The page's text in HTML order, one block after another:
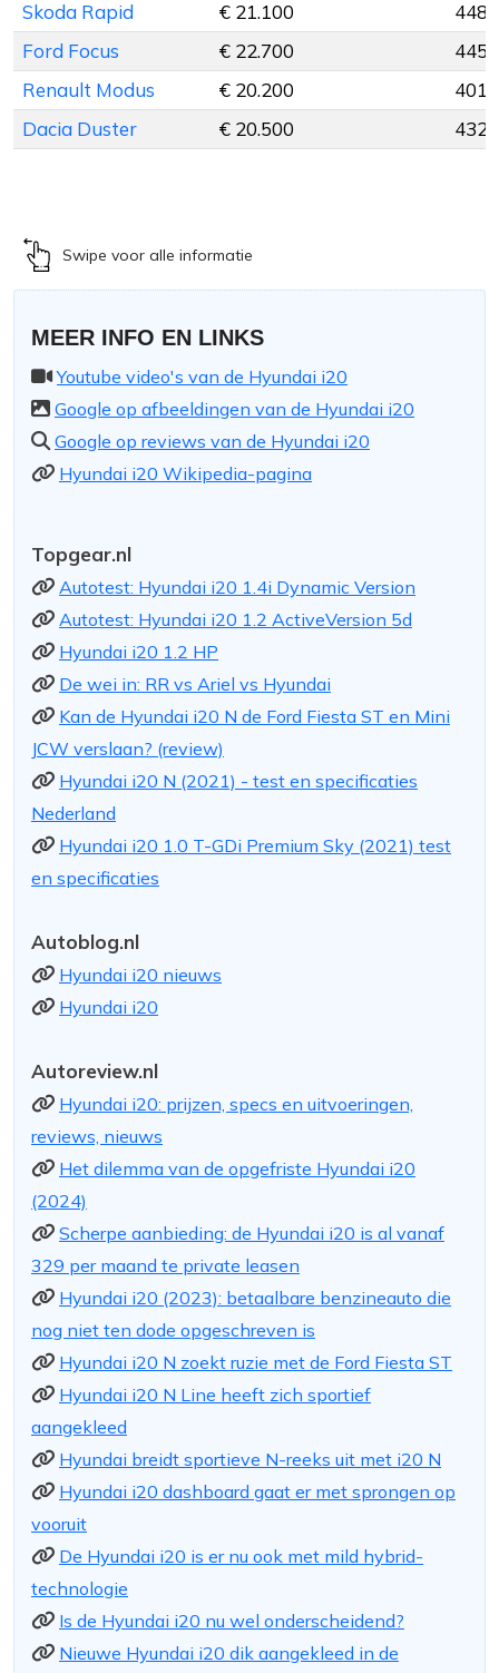
Skoda Rapid € 21.100
448
Ford Focus
€ 22.700
445
Renault Modus
€ 20.200
401
Dacia Duster
€ 20.500 432
Swipe voor alle informatie
MEER INFO EN LINKS
Youtube video's van de Hyundai i20
Google op afbeeldingen van de Hyundai i20
Google op reviews van de Hyundai i20
Hyundai i20 Wikipedia-pagina
Topgear.nl
Autotest: Hyundai i20 1.4i Dynamic Version
Autotest: Hyundai i20 1.2 ActiveVersion 5d
Hyundai i20 1.2 HP
De wei in: RR vs Ariel vs Hyundai
Kan de Hyundai i20 N de Ford Fiesta ST en Mini
JCW verslaan? (review)
Hyundai i20 N (2021) - test en specificaties
Nederland
Hyundai i20 1.0 T-GDi Premium Sky (2021) test
en specificaties
Autoblog.nl
Hyundai i20 nieuws
Hyundai i20
Autoreview.nl
Hyundai i20: prijzen, specs en uitvoeringen,
reviews, nieuws
Het dilemma van de opgefriste Hyundai i20
(2024)
Scherpe aanbieding: de Hyundai i20 is al vanaf
329 per maand te private leasen
Hyundai i20 (2023): betaalbare benzineauto die
nog niet ten dode opgeschreven is
Hyundai i20 N zoekt ruzie met de Ford Fiesta ST
Hyundai i20 N Line heeft zich sportief
aangekleed
Hyundai breidt sportieve N-reeks uit met i20 N
Hyundai i20 dashboard gaat er met sprongen op
vooruit
De Hyundai i20 is er nu ook met mild hybrid-
technologie
Is de Hyundai i20 nu wel onderscheidend?
Nieuwe Hyundai i20 dik aangekleed in de